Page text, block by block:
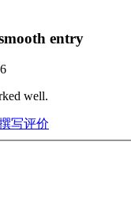
entry
well.
写评价